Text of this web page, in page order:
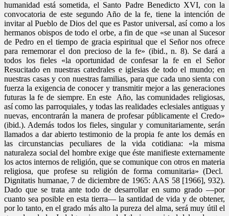
humanidad está sometida, el Santo Padre Benedicto XVI, con la
convocatoria de este segundo Año de la fe, tiene la intención de
invitar al Pueblo de Dios del que es Pastor universal, así como a los
hermanos obispos de todo el orbe, a fin de que «se unan al Sucesor
de Pedro en el tiempo de gracia espiritual que el Señor nos ofrece
para rememorar el don precioso de la fe» (ibid., n. 8). Se dará a
todos los fieles «la oportunidad de confesar la fe en el Señor
Resucitado en nuestras catedrales e iglesias de todo el mundo; en
nuestras casas y con nuestras familias, para que cada uno sienta con
fuerza la exigencia de conocer y transmitir mejor a las generaciones
futuras la fe de siempre. En este Año, las comunidades religiosas,
así como las parroquiales, y todas las realidades eclesiales antiguas y
nuevas, encontrarán la manera de profesar públicamente el Credo»
(ibid.). Además todos los fieles, singular y comunitariamente, serán
llamados a dar abierto testimonio de la propia fe ante los demás en
las circunstancias peculiares de la vida cotidiana: «la misma
naturaleza social del hombre exige que éste manifieste externamente
los actos internos de religión, que se comunique con otros en materia
religiosa, que profese su religión de forma comunitaria» (Decl.
Dignitatis humanae, 7 de diciembre de 1965: AAS 58 [1966], 932).
Dado que se trata ante todo de desarrollar en sumo grado —por
cuanto sea posible en esta tierra— la santidad de vida y de obtener,
por lo tanto, en el grado más alto la pureza del alma, será muy útil el